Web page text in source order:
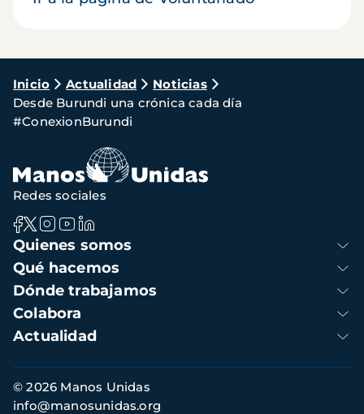
Ruta
de
navegación
Inicio Actualidad
Noticias
Desde Burundi una crónica cada día
#ConexionBurundi
Navegación
principal
Quienes somos
Qué hacemos
Dónde trabajamos
Colabora
Actualidad
Redes sociales
Información
de
© 2026 Manos Unidas
info@manosunidas.org